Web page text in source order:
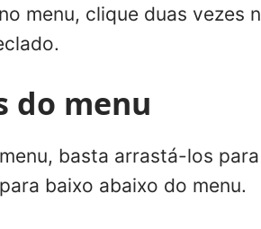
menu, clique duas vezes
do menu
basta arrastá-los
baixo abaixo do menu.